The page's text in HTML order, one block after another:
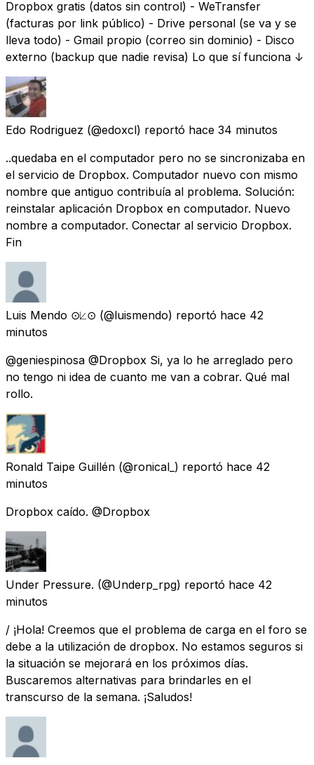
Dropbox gratis (datos sin control) - WeTransfer
(facturas por link público) - Drive personal (se va y se
lleva todo) - Gmail propio (correo sin dominio) - Disco
externo (backup que nadie revisa) Lo que sí funciona ↓
Edo Rodriguez (@edoxcl) reportó hace 34 minutos
..quedaba en el computador pero no se sincronizaba en
el servicio de Dropbox. Computador nuevo con mismo
nombre que antiguo contribuía al problema. Solución:
reinstalar aplicación Dropbox en computador. Nuevo
nombre a computador. Conectar al servicio Dropbox.
Fin
Luis Mendo ⊙⟀⊙ (@luismendo) reportó hace 42
minutos
@geniespinosa @Dropbox Si, ya lo he arreglado pero
no tengo ni idea de cuanto me van a cobrar. Qué mal
rollo.
Ronald Taipe Guillén (@ronical_) reportó hace 42
minutos
Dropbox caído. @Dropbox
Under Pressure. (@Underp_rpg) reportó hace 42
minutos
/ ¡Hola! Creemos que el problema de carga en el foro se
debe a la utilización de dropbox. No estamos seguros si
la situación se mejorará en los próximos días.
Buscaremos alternativas para brindarles en el
transcurso de la semana. ¡Saludos!